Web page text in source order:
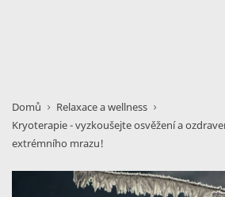
Domů
Relaxace a wellness
Kryoterapie - vyzkoušejte osvěžení a
extrémního mrazu!